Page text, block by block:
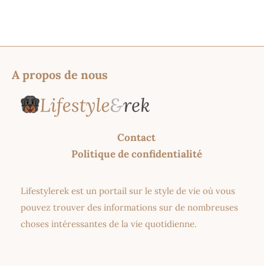
A propos de nous
Contact
Politique de confidentialité
Lifestylerek est un portail sur le style de vie où vous
pouvez trouver des informations sur de nombreuses
choses intéressantes de la vie quotidienne.